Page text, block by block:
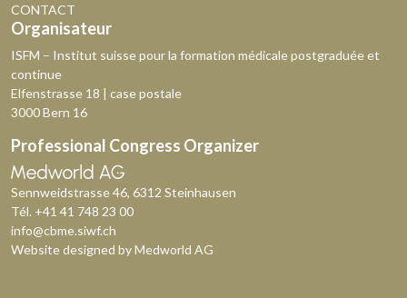
CONTACT
Organisateur
ISFM – Institut suisse pour la formation médicale postgraduée et
continue
Elfenstrasse 18 | case postale
3000 Bern 16
Professional Congress Organizer
Sennweidstrasse 46, 6312 Steinhausen
Tél. +41 41 748 23 00
info@cbme.siwf.ch
Website designed byMedworld AG